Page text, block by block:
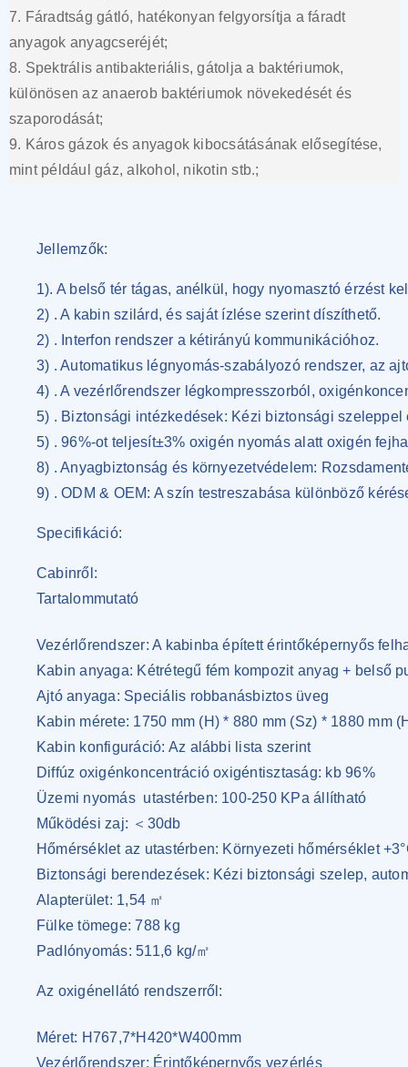
7. Fáradtság gátló, hatékonyan felgyorsítja a fáradt
anyagok anyagcseréjét;
8. Spektrális antibakteriális, gátolja a baktériumok,
különösen az anaerob baktériumok növekedését és
szaporodását;
9. Káros gázok és anyagok kibocsátásának elősegítése,
mint például gáz, alkohol, nikotin stb.;
Jellemzők:
1). A belső tér tágas, anélkül, hogy nyomasztó érzést
2) . A kabin szilárd, és saját ízlése szerint díszíthető.
2) . Interfon rendszer a kétirányú kommunikációhoz.
3) . Automatikus légnyomás-szabályozó rendszer, az
4) . A vezérlőrendszer légkompresszorból,
5) . Biztonsági intézkedések: Kézi biztonsági
5) . 96%-ot teljesít±3% oxigén nyomás alatt oxigén
8) . Anyagbiztonság és környezetvédelem:
9) . ODM & OEM: A szín testreszabása különböző
Specifikáció:
Cabinről:
Tartalommutató
Vezérlőrendszer: A kabinba épített érintőképernyős
Kabin anyaga: Kétrétegű fém kompozit anyag + belső
Ajtó anyaga: Speciális robbanásbiztos üveg
Kabin mérete: 1750 mm (H) * 880 mm (Sz) * 1880 mm
Kabin konfiguráció: Az alábbi lista szerint
Diffúz oxigénkoncentráció oxigéntisztaság: kb 96%
Üzemi nyomás utastérben: 100-250 KPa állítható
Működési zaj: ＜30db
Hőmérséklet az utastérben: Környezeti hőmérséklet
Biztonsági berendezések: Kézi biztonsági szelep,
Alapterület: 1,54 ㎡
Fülke tömege: 788 kg
Padlónyomás: 511,6 kg/㎡
Az oxigénellátó rendszerről:
Méret: H767,7*H420*W400mm
Vezérlőrendszer: Érintőképernyős vezérlés